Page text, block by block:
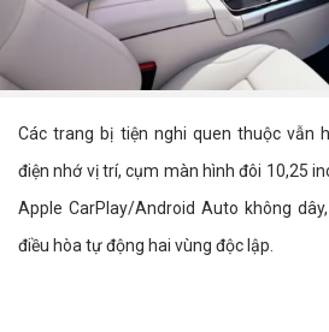
Các trang bị tiện nghi quen thuộc vẫn
điện nhớ vị trí, cụm màn hình đôi 10,25
Apple CarPlay/Android Auto không
điều hòa tự động hai vùng độc lập.